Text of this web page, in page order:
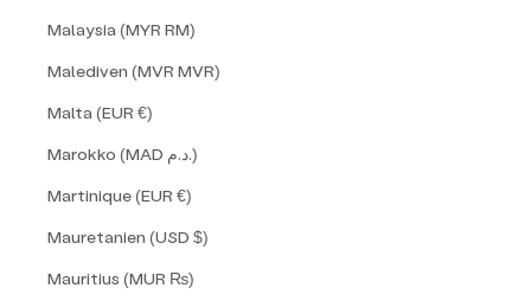
Malaysia (MYR RM)
Malediven (MVR MVR)
Malta (EUR €)
Marokko (MAD د.م.)
Martinique (EUR €)
Mauretanien (USD $)
Mauritius (MUR ₨)